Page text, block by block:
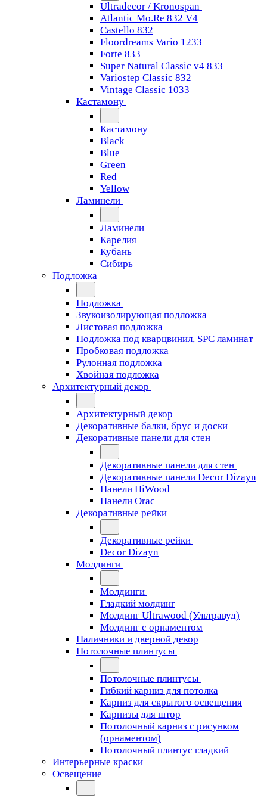
Ultradecor / Kronospan
Atlantic Mo.Re 832 V4
Castello 832
Floordreams Vario 1233
Forte 833
Super Natural Classic v4 833
Variostep Classic 832
Vintage Classic 1033
Кастамону
Кастамону
Black
Blue
Green
Red
Yellow
Ламинели
Ламинели
Карелия
Кубань
Сибирь
Подложка
Подложка
Звукоизолирующая подложка
Листовая подложка
Подложка под кварцвинил, SPC ламинат
Пробковая подложка
Рулонная подложка
Хвойная подложка
Архитектурный декор
Архитектурный декор
Декоративные балки, брус и доски
Декоративные панели для стен
Декоративные панели для стен
Декоративные панели Decor Dizayn
Панели HiWood
Панели Orac
Декоративные рейки
Декоративные рейки
Decor Dizayn
Молдинги
Молдинги
Гладкий молдинг
Молдинг Ultrawood (Ультравуд)
Молдинг с орнаментом
Наличники и дверной декор
Потолочные плинтусы
Потолочные плинтусы
Гибкий карниз для потолка
Карниз для скрытого освещения
Карнизы для штор
Потолочный карниз с рисунком
(орнаментом)
Потолочный плинтус гладкий
Интерьерные краски
Освещение